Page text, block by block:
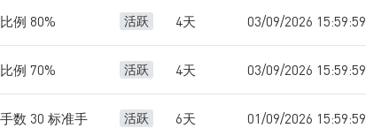
例 80% 活跃 4天 03/09/2026 15:59:59
例 70% 活跃 4天 03/09/2026 15:59:59
数 30 标准手 活跃 6天 01/09/2026 15:59:59